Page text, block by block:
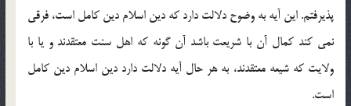
پذيرفتم. اين آيه به وضوح دلالت دارد که دین اسلام دین کامل است، فرقی
نمی کند کمال آن با شریعت باشد آن گونه که اهل سنت معتقدند و یا با
ولایت که شیعه معتقدند، به هر حال آیه دلالت دارد دین اسلام دین کامل
است.